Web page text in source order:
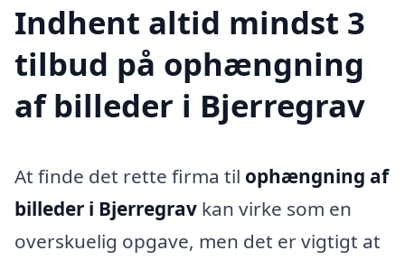
Indhent altid mindst 3
tilbud på ophængning
af billeder i Bjerregrav
At finde det rette firma til ophængning af
billeder i Bjerregrav kan virke som en
overskuelig opgave, men det er vigtigt at